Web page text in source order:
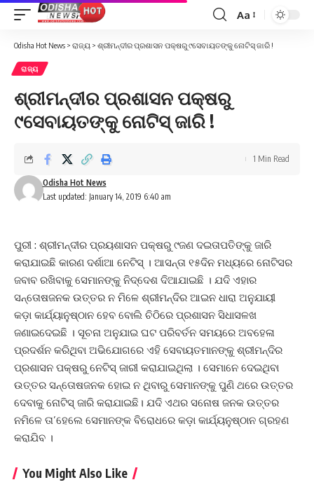
Font
Resizer
Aa
Odisha Hot News > ରାଜ୍ୟ > ଶ୍ରୀମନ୍ଦୀର ପ୍ରଶାସନ ପକ୍ଷରୁ ୯ସେବାୟତଙ୍କୁ ନୋଟିସ୍ ଜାରି !
ରାଜ୍ୟ
ଶ୍ରୀମନ୍ଦୀର ପ୍ରଶାସନ ପକ୍ଷରୁ
୯ସେବାୟତଙ୍କୁ ନୋଟିସ୍ ଜାରି !
Last updated: January 14, 2019 6:40 am
Odisha Hot News
1 Min Read
ପୁରୀ : ଶ୍ରୀମନ୍ଦୀର ପ୍ରୟଶାସନ ପକ୍ଷରୁ ୯ଜଣ ଦଇତାପତିଙ୍କୁ ଜାରି
କରାଯାଇଛି କାରଣ ଦର୍ଶାଆ ନେଟିସ୍ । ଆସନ୍ତା ୧୫ଦିନ ମଧ୍ୟରେ ନୋଟିସର
ଜବାବ ରଖିବାକୁ ସେମାନଙ୍କୁ ନିଦ୍ଦେଶ ଦିଆଯାଇଛି । ଯଦି ଏହାର
ସନ୍ତୋଷଜନକ ଉତ୍ତର ନ ମିଳେ ଶ୍ରୀମନ୍ଦିର ଆଇନ ଧାରା ଅନୁଯାୟୀ
କଡ଼ା କାର୍ଯ୍ୟାନୁଷ୍ଠାନ ହେବ ବୋଲି ଚିଠିରେ ପ୍ରଶାସନ ସିଧାସଳଖ
ଜଣାଇଦେଇଛି । ସୂଚନା ଅନୁଯାଇ ଘଟ ପରିବର୍ତନ ସମୟରେ ଅବହେଳା
ପ୍ରଦର୍ଶନ କରିଥିବା ଅଭିଯୋଗରେ ଏହି ସେବାୟତମାନଙ୍କୁ ଶ୍ରୀମନ୍ଦିର
ପ୍ରଶାସନ ପକ୍ଷରୁ ନେଟିସ୍ ଜାରୀ କରାଯାଇଥିଲା । ସେମାନେ ଦେଇଥିବା
ଉତ୍ତର ସନ୍ତୋଷଜନକ ହୋଇ ନ ଥିବାରୁ ସେମାନଙ୍କୁ ପୁଣି ଥରେ ଉତ୍ତର
ଦେବାକୁ ନୋଟିସ୍ ଜାରି କରାଯାଇଛି। ଯଦି ଏଥର ସନୋଷ ଜନକ ଉତ୍ତର
ନମିଳେ ତା’ହେଲେ ସେମାନଙ୍କ ବିରୋଧରେ କଡ଼ା କାର୍ଯ୍ୟନୁଷ୍ଠାନ ଗ୍ରହଣ
କରାଯିବ ।
You Might Also Like